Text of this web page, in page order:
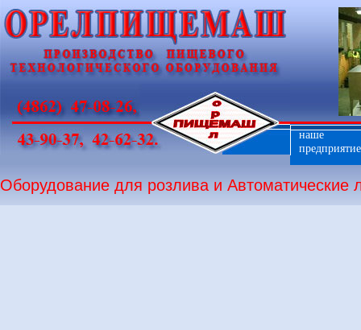
наше
предприятие
Оборудование для розлива и Автоматические